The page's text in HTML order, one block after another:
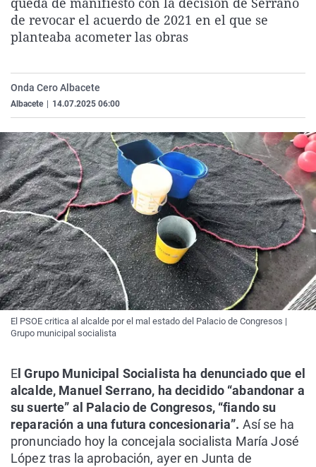
La rosa de los vientos
Caso
Extremadura
Virales
de revocar el acuerdo de 2021 en el que se
planteaba acometer las obras
Onda Cero Albacete
Albacete 14.07.2025 06:00
El PSOE critica al alcalde por el mal estado del Palacio de Congresos |
Grupo municipal socialista
E l Grupo Municipal Socialista ha denunciado que el
alcalde, Manuel Serrano, ha decidido “abandonar a
su suerte” al Palacio de Congresos, “fiando su
reparación a una futura concesionaria”. Así se ha
pronunciado hoy la concejala socialista María José
López tras la aprobación, ayer en Junta de